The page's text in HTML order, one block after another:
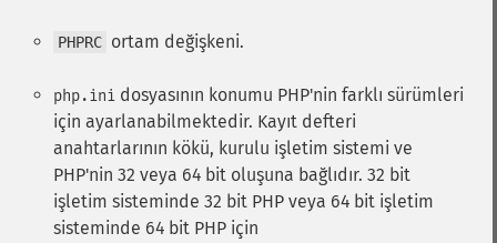
PHPRC ortam değişkeni.
php.ini dosyasının konumu PHP'nin farklı sürümleri
için ayarlanabilmektedir. Kayıt defteri
anahtarlarının kökü, kurulu işletim sistemi ve
PHP'nin 32 veya 64 bit oluşuna bağlıdır. 32 bit
işletim sisteminde 32 bit PHP veya 64 bit işletim
sisteminde 64 bit PHP için